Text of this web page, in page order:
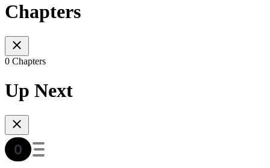
Chapters
0 Chapters
Up Next